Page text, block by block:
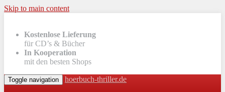
Skip to main content
Kostenlose Lieferung
für CD’s & Bücher
In Kooperation
mit den besten Shops
Toggle navigation hoerbuch-thriller.de